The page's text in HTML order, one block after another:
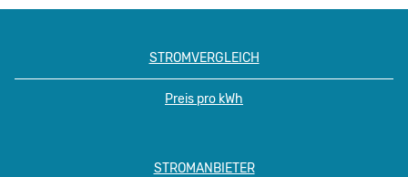
STROMVERGLEICH
Preis pro kWh
STROMANBIETER